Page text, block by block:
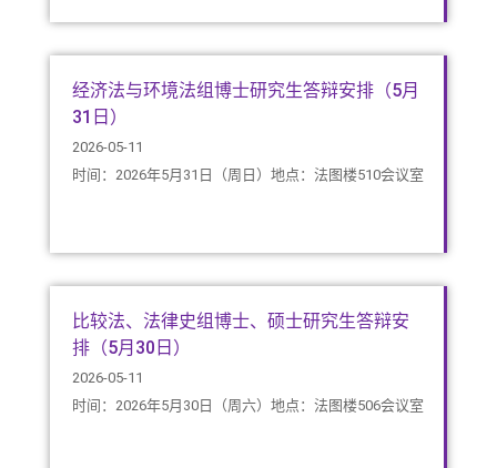
经济法与环境法组博士研究生答辩安排（5月
31日）
2026-05-11
时间：2026年5月31日（周日）地点：法图楼510会议室
比较法、法律史组博士、硕士研究生答辩安
排（5月30日）
2026-05-11
时间：2026年5月30日（周六）地点：法图楼506会议室